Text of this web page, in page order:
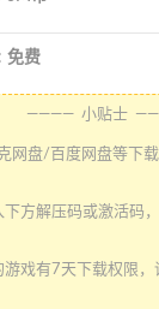
免费
———— 小贴士
网盘/百度网盘等下
方解压码或激活码
戏有7天下载权限